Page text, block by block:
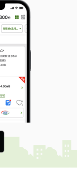
町２丁目
２丁目